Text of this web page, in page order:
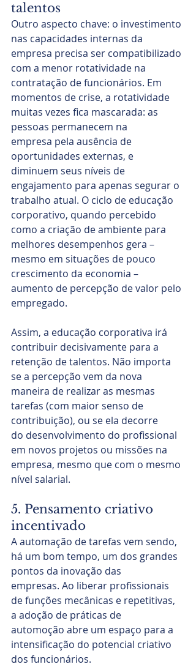
talentos
Outro aspecto chave: o investimento
nas capacidades internas da
empresa precisa ser compatibilizado
com a menor rotatividade na
contratação de funcionários. Em
momentos de crise, a rotatividade
muitas vezes fica mascarada: as
pessoas permanecem na
empresa pela ausência de
oportunidades externas, e
diminuem seus níveis de
engajamento para apenas segurar o
trabalho atual. O ciclo de educação
corporativo, quando percebido
como a criação de ambiente para
melhores desempenhos gera –
mesmo em situações de pouco
crescimento da economia –
aumento de percepção de valor pelo
empregado.
Assim, a educação corporativa irá
contribuir decisivamente para a
retenção de talentos. Não importa
se a percepção vem da nova
maneira de realizar as mesmas
tarefas (com maior senso de
contribuição), ou se ela decorre
do desenvolvimento do profissional
em novos projetos ou missões na
empresa, mesmo que com o mesmo
nível salarial.
5. Pensamento criativo
incentivado
A automação de tarefas vem sendo,
há um bom tempo, um dos grandes
pontos da inovação das
empresas. Ao liberar profissionais
de funções mecânicas e repetitivas,
a adoção de práticas de
automoção abre um espaço para a
intensificação do potencial criativo
dos funcionários.